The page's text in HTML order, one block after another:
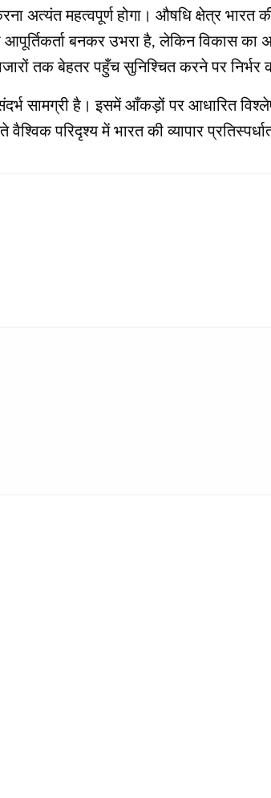
अत्यंत महत्वपूर्ण होगा। औषधि क्षेत्र भारत
बनकर उभरा है, लेकिन विकास का
तक बेहतर पहुँच सुनिश्चित करने पर निर्भर
सामग्री है। इसमें आँकड़ों पर आधारित
परिदृश्य में भारत की व्यापार